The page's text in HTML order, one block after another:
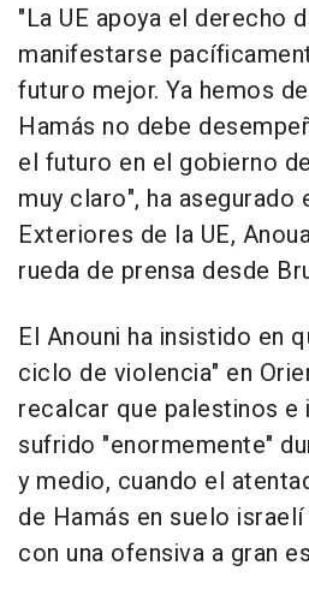
"La UE apoya el derecho
manifestarse
futuro mejor. Ya hemos
Hamás no debe
el futuro en el gobierno
muy claro", ha
Exteriores de la UE,
rueda de prensa desde
El Anouni ha insistido en
ciclo de violencia" en
recalcar que palestinos e
sufrido "enormemente"
y medio, cuando el
de Hamás en suelo
con una ofensiva a gran